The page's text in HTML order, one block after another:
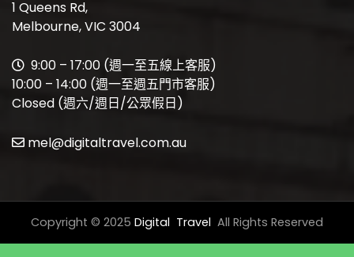
1 Queens Rd,
Melbourne, VIC 3004
9:00 – 17:00 (週一至五線上客服)
10:00 – 14:00 (週一至週五門市客服)
Closed (週六/週日/公眾假日)
mel@digitaltravel.com.au
Copyright © 2025 Digital Travel All Rights Reserved